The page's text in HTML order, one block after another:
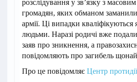
розслідування у звʼязку з
громадян, яких обманом заманили
армії. Ці випадки кваліфікуються
людьми. Наразі родичі вже
заяв про зникнення, а
повідомляють про загибель
Про це повідомляє Центр